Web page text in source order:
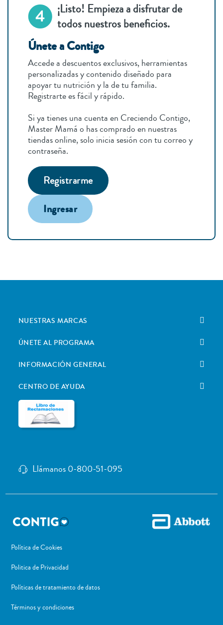
¡Listo! Empieza a disfrutar de
todos nuestros beneficios.
Únete a Contigo
Accede a descuentos exclusivos, herramientas
personalizadas y contenido diseñado para
apoyar tu nutrición y la de tu familia.
Registrarte es fácil y rápido.
Si ya tienes una cuenta en Creciendo Contigo,
Master Mamá o has comprado en nuestras
tiendas online, solo inicia sesión con tu correo y
contraseña.
Registrarme
Ingresar
NUESTRAS MARCAS
ÚNETE AL PROGRAMA
INFORMACIÓN GENERAL
CENTRO DE AYUDA
Llámanos 0-800-51-095
Política de Cookies
Politica de Privacidad
Políticas de tratamiento de datos
Términos y condiciones